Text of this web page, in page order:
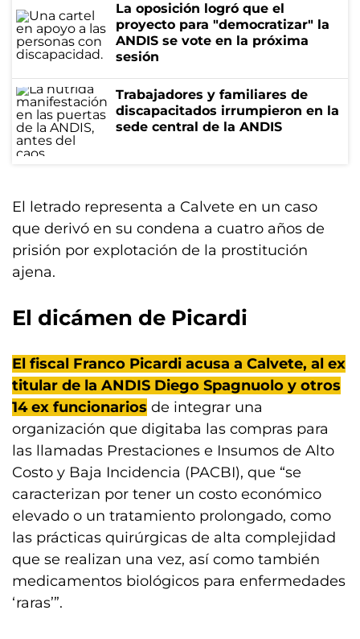
La oposición logró que el
proyecto para "democratizar" la
ANDIS se vote en la próxima
sesión
Trabajadores y familiares de
discapacitados irrumpieron en la
sede central de la ANDIS
El letrado representa a Calvete en un caso
que derivó en su condena a cuatro años de
prisión por explotación de la prostitución
ajena.
El dicámen de Picardi
El fiscal Franco Picardi acusa a Calvete, al ex
titular de la ANDIS Diego Spagnuolo y otros
14 ex funcionarios de integrar una
organización que digitaba las compras para
las llamadas Prestaciones e Insumos de Alto
Costo y Baja Incidencia (PACBI), que “se
caracterizan por tener un costo económico
elevado o un tratamiento prolongado, como
las prácticas quirúrgicas de alta complejidad
que se realizan una vez, así como también
medicamentos biológicos para enfermedades
‘raras’”.